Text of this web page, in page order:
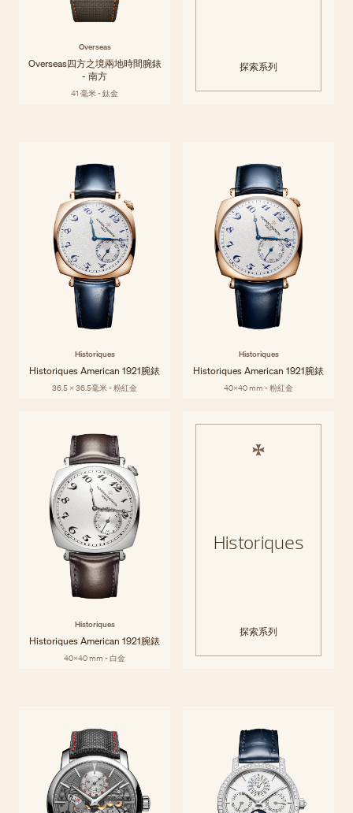
Overseas
Overseas四方之境兩地時間腕錶
- 南方
41 毫米 - 鈦金
探索系列
Historiques
自法國大革命之前，江詩丹頓時計便不斷改寫高級製錶的面貌。
Historiques系列透過當代視角重新演繹具備大膽構思和機械構造的里程
碑之作，展現精湛設計的永恆魅力
探索系列
Historiques
Historiques American 1921腕錶
36.5 x 36.5毫米 - 粉紅金
Historiques
Historiques American 1921腕錶
40x40 mm - 粉紅金
Historiques
Historiques American 1921腕錶
40x40 mm - 白金
Historiques
探索系列
Traditionnelle
Traditionnelle系列承載了江詩丹頓數世紀以來對日內瓦偉大製錶傳統的貢
獻。 每個型號都體現代代相傳的精湛技藝，展現了卓越技術與精良工
探索系列